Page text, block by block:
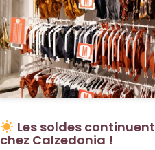
Les soldes continuent
chez Calzedonia !